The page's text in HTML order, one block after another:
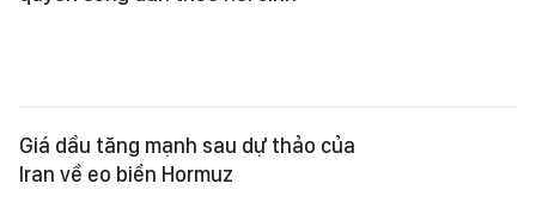
Giá dầu tăng mạnh sau dự thảo của
Iran về eo biển Hormuz